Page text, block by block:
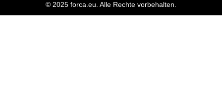
© 2025 forca.eu. Alle Rechte vorbehalten.